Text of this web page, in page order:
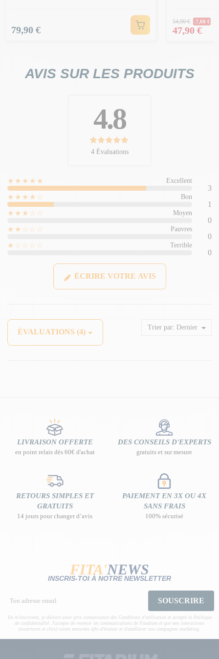
Prix
79,90 €
Prix
54,90 € -7,00 €
Prix
47,90 €
AVIS SUR LES PRODUITS
4.8
4 Évaluations
★★★★★ Excellent
3
★★★★☆
Bon
1
★★★☆☆
Moyen
0
★★☆☆☆
Pauvres
0
★☆☆☆☆
Terrible
0
ÉCRIRE VOTRE AVIS
ÉVALUATIONS (4)
Trier par: Dernier
LIVRAISON OFFERTE
en point relais dès 60€ d'achat
DES CONSEILS D'EXPERTS
gratuits et sur mesure
RETOURS SIMPLES ET
GRATUITS
14 jours pour changer d’avis
PAIEMENT EN 3X OU 4X
SANS FRAIS
100% sécurisé
FITA'NEWS
INSCRIS-TOI À NOTRE NEWSLETTER
SOUSCRIRE
En m'inscrivant, je déclare avoir pris connaissance des Conditions d’utilisation et accepte la Politique
de confidentialité. J'accepte de recevoir les communications de Fitadium et que mes interactions
(ouvertures et clics) soient mesurées afin d'évaluer et d'améliorer nos campagnes marketing.